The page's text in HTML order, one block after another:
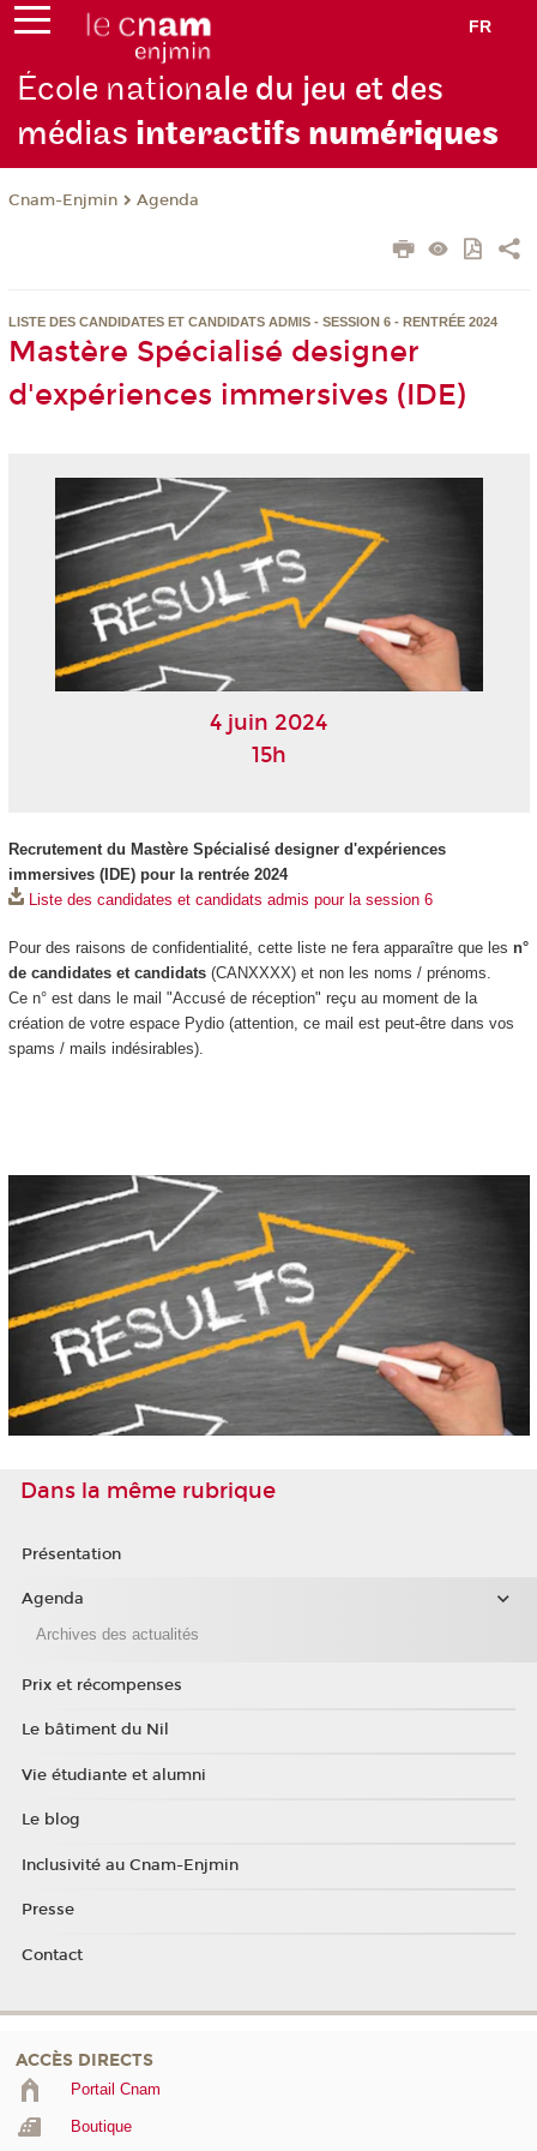
FR
École nationale du jeu et des
médias interactifs numériques
Cnam-Enjmin Agenda
LISTE DES CANDIDATES ET CANDIDATS ADMIS - SESSION 6 - RENTRÉE 2024
Mastère Spécialisé designer
d'expériences immersives (IDE)
4 juin 2024
15h
Recrutement du Mastère Spécialisé designer d'expériences
immersives (IDE) pour la rentrée 2024
Liste des candidates et candidats admis pour la session 6
Pour des raisons de confidentialité, cette liste ne fera apparaître que les n°
de candidates et candidats(CANXXXX) et non les noms / prénoms.
Ce n° est dans le mail "Accusé de réception" reçu au moment de la
création de votre espace Pydio (attention, ce mail est peut-être dans vos
spams / mails indésirables).
Dans la même rubrique
Présentation
Agenda
Archives des actualités
Prix et récompenses
Le bâtiment du Nil
Vie étudiante et alumni
Le blog
Inclusivité au Cnam-Enjmin
Presse
Contact
ACCÈS DIRECTS
Portail Cnam
Boutique